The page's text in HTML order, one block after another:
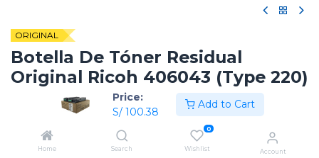
Price:
S/ 100.38
Add to Cart
Home Search
0
Wishlist Account
ORIGINAL
Botella De Tóner Residual
Original Ricoh 406043 (Type 220)
(0 reseña)